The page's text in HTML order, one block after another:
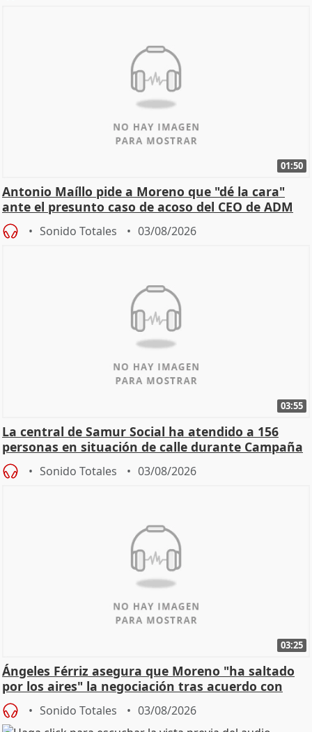
01:50
Antonio Maíllo pide a Moreno que "dé la cara"
ante el presunto caso de acoso del CEO de ADM
Sonido Totales 03/08/2026
03:55
La central de Samur Social ha atendido a 156
personas en situación de calle durante Campaña
de Calor
Sonido Totales 03/08/2026
03:25
Ángeles Férriz asegura que Moreno "ha saltado
por los aires" la negociación tras acuerdo con
SMA
Sonido Totales 03/08/2026